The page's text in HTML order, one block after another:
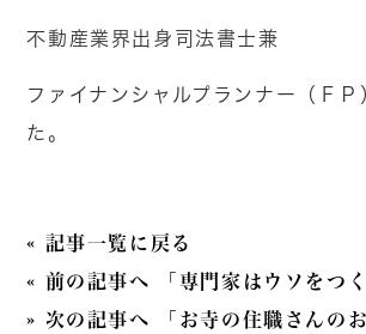
不動産業界出身司法書士兼
ファイナンシャルプランナー（ＦＰ
た。
« 記事一覧に戻る
« 前の記事へ 「専門家はウソをつく
» 次の記事へ 「お寺の住職さんの